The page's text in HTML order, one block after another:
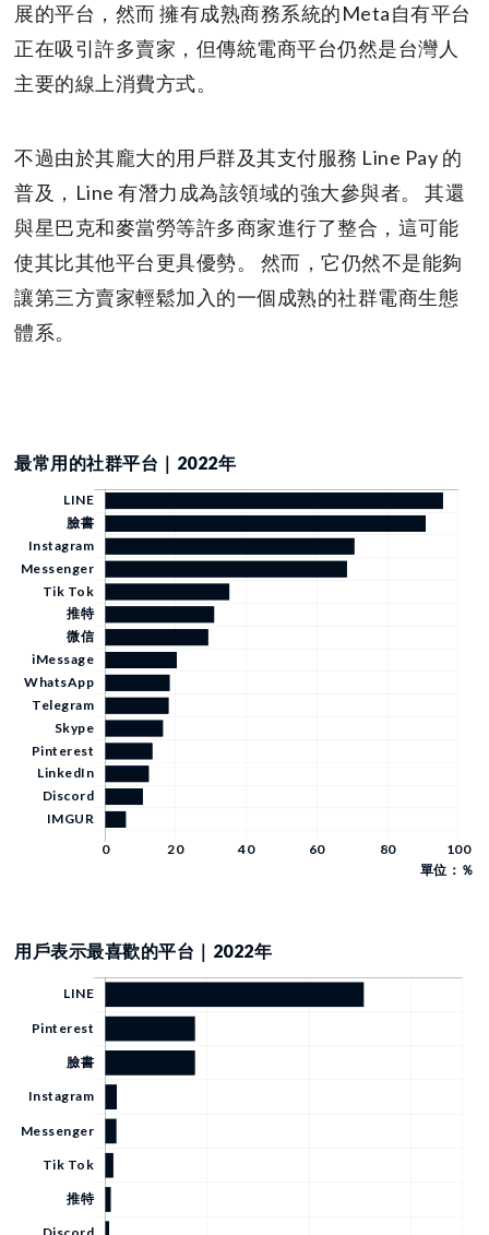
展的平台，然而 擁有成熟商務系統的Meta自有平台
正在吸引許多賣家，但傳統電商平台仍然是台灣人
主要的線上消費方式。
不過由於其龐大的用戶群及其支付服務 Line Pay 的
普及，Line 有潛力成為該領域的強大參與者。 其還
與星巴克和麥當勞等許多商家進行了整合，這可能
使其比其他平台更具優勢。 然而，它仍然不是能夠
讓第三方賣家輕鬆加入的一個成熟的社群電商生態
體系。
最常用的社群平台｜2022年
單位：％
用戶表示最喜歡的平台｜2022年